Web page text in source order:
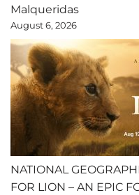
Malqueridas
August 6, 2026
NATIONAL
FOR LION – AN EPIC